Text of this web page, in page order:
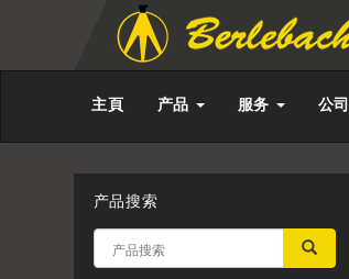
主頁 产品 服务 公司
产品搜索